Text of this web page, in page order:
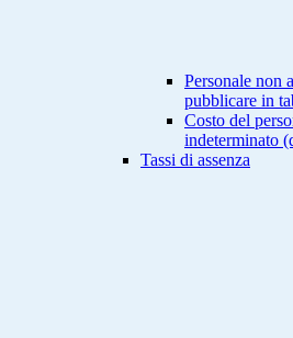
Personale non
pubblicare in
Costo del
indeterminato
Tassi di assenza